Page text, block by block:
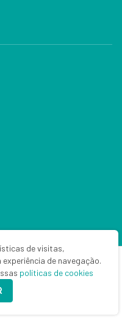
de visitas,
de navegação.
políticas de cookies